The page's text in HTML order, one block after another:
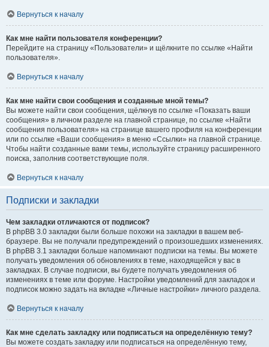
Вернуться к началу
Как мне найти пользователя конференции?
Перейдите на страницу «Пользователи» и щёлкните по ссылке «Найти
пользователя».
Вернуться к началу
Как мне найти свои сообщения и созданные мной темы?
Вы можете найти свои сообщения, щёлкнув по ссылке «Показать ваши
сообщения» в личном разделе на главной странице, по ссылке «Найти
сообщения пользователя» на странице вашего профиля на конференции
или по ссылке «Ваши сообщения» в меню «Ссылки» на главной странице.
Чтобы найти созданные вами темы, используйте страницу расширенного
поиска, заполнив соответствующие поля.
Вернуться к началу
Подписки и закладки
Чем закладки отличаются от подписок?
В phpBB 3.0 закладки были больше похожи на закладки в вашем веб-
браузере. Вы не получали предупреждений о произошедших изменениях.
В phpBB 3.1 закладки больше напоминают подписки на темы. Вы можете
получать уведомления об обновлениях в теме, находящейся у вас в
закладках. В случае подписки, вы будете получать уведомления об
изменениях в теме или форуме. Настройки уведомлений для закладок и
подписок можно задать на вкладке «Личные настройки» личного раздела.
Вернуться к началу
Как мне сделать закладку или подписаться на определённую тему?
Вы можете создать закладку или подписаться на определённую тему,